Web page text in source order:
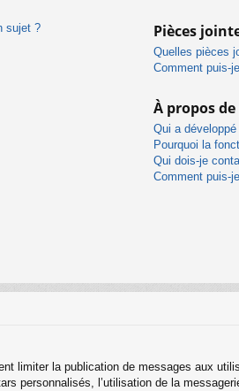
sujet ?
Pièces
Quelles pièces
Comment puis-
À propos
Qui a
Pourquoi la
Qui dois-je
Comment puis-
limiter la publication de messages aux
personnalisés, l’utilisation de la